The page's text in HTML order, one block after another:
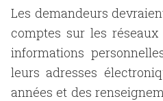
Les demandeurs
comptes sur les
informations
leurs adresses
années et des